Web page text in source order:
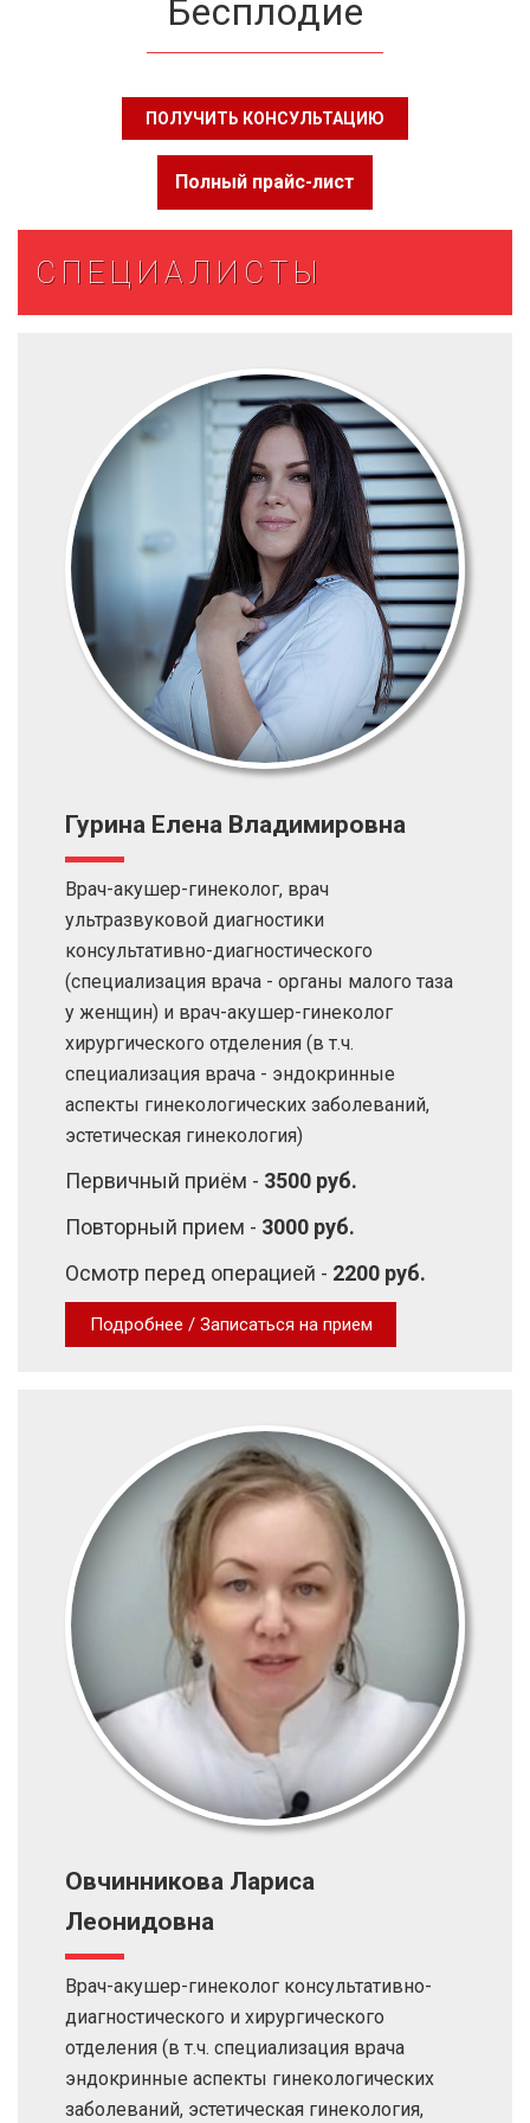
Бесплодие
ПОЛУЧИТЬ КОНСУЛЬТАЦИЮ
Полный прайс-лист
СПЕЦИАЛИСТЫ
Гурина Елена Владимировна
Врач-акушер-гинеколог, врач
ультразвуковой диагностики
консультативно-диагностического
(специализация врача - органы малого таза
у женщин) и врач-акушер-гинеколог
хирургического отделения (в т.ч.
специализация врача - эндокринные
аспекты гинекологических заболеваний,
эстетическая гинекология)
Первичный приём - 3500 руб.
Повторный прием - 3000 руб.
Осмотр перед операцией - 2200 руб.
Подробнее / Записаться на прием
Овчинникова Лариса
Леонидовна
Врач-акушер-гинеколог консультативно-
диагностического и хирургического
отделения (в т.ч. специализация врача
эндокринные аспекты гинекологических
заболеваний, эстетическая гинекология,